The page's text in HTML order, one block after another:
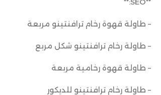
– طاولة قهوة رخام ترافنتينو مربعة
– طاولة رخام ترافنتينو شكل مربع
– طاولة قهوة رخامية مربعة
– طاولة رخام ترافنتينو للديكور